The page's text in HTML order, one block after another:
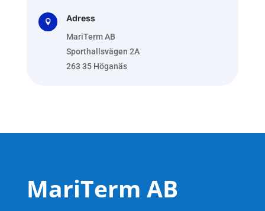
 Adress
MariTerm AB
Sporthallsvägen 2A
263 35 Höganäs
MariTerm AB